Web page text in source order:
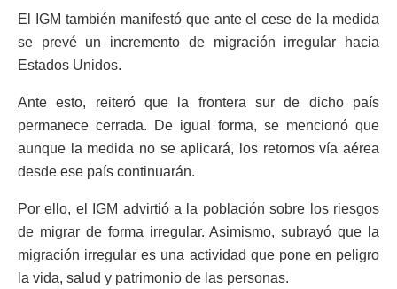
El IGM también manifestó que ante el cese de la medida
se prevé un incremento de migración irregular hacia
Estados Unidos.
Ante esto, reiteró que la frontera sur de dicho país
permanece cerrada. De igual forma, se mencionó que
aunque la medida no se aplicará, los retornos vía aérea
desde ese país continuarán.
Por ello, el IGM advirtió a la población sobre los riesgos
de migrar de forma irregular. Asimismo, subrayó que la
migración irregular es una actividad que pone en peligro
la vida, salud y patrimonio de las personas.